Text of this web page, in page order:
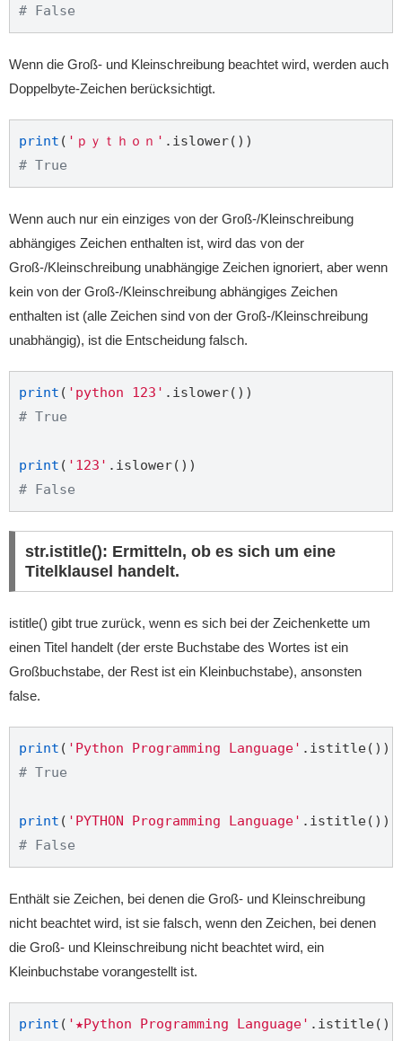
# False
Wenn die Groß- und Kleinschreibung beachtet wird, werden auch
Doppelbyte-Zeichen berücksichtigt.
print ( 'ｐｙｔｈｏｎ'
# True
Wenn auch nur ein einziges von der Groß-/Kleinschreibung
abhängiges Zeichen enthalten ist, wird das von der
Groß-/Kleinschreibung unabhängige Zeichen ignoriert, aber wenn
kein von der Groß-/Kleinschreibung abhängiges Zeichen
enthalten ist (alle Zeichen sind von der Groß-/Kleinschreibung
unabhängig), ist die Entscheidung falsch.
print ( 'python 123'
# True
print ( '123'
# False
str.istitle(): Ermitteln, ob es sich um eine
Titelklausel handelt.
istitle() gibt true zurück, wenn es sich bei der Zeichenkette um
einen Titel handelt (der erste Buchstabe des Wortes ist ein
Großbuchstabe, der Rest ist ein Kleinbuchstabe), ansonsten
false.
print ( 'Python Programming Language'
# True
print ( 'PYTHON Programming Language'
# False
Enthält sie Zeichen, bei denen die Groß- und Kleinschreibung
nicht beachtet wird, ist sie falsch, wenn den Zeichen, bei denen
die Groß- und Kleinschreibung nicht beachtet wird, ein
Kleinbuchstabe vorangestellt ist.
print ( '★Python Programming Language'